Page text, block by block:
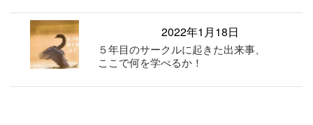
2022年1月18日
５年目のサークルに起きた出来事、
ここで何を学べるか！